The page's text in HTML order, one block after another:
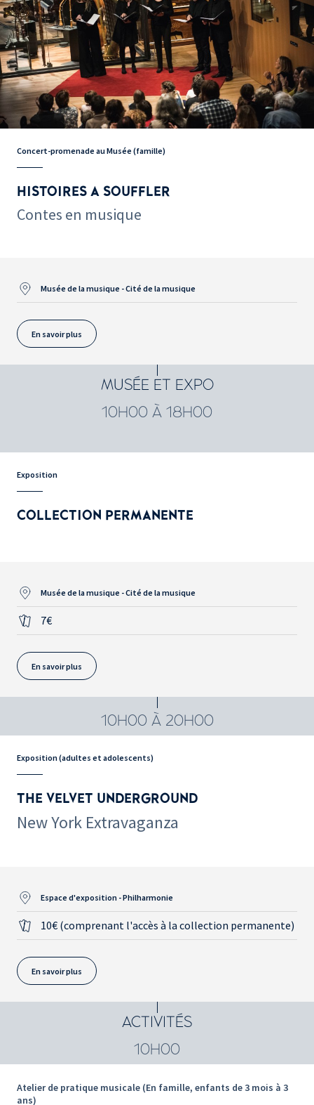
Concert-promenade au Musée (famille)
HISTOIRES A SOUFFLER
Contes en musique
Musée de la musique - Cité de la musique
En savoir plus
MUSÉE ET EXPO
10H00 À 18H00
Exposition
COLLECTION PERMANENTE
Musée de la musique - Cité de la musique
7€
En savoir plus
10H00 À 20H00
Exposition (adultes et adolescents)
THE VELVET UNDERGROUND
New York Extravaganza
Espace d'exposition - Philharmonie
10€ (comprenant l'accès à la collection permanente)
En savoir plus
ACTIVITÉS
10H00
Atelier de pratique musicale (En famille, enfants de 3 mois à 3
ans)